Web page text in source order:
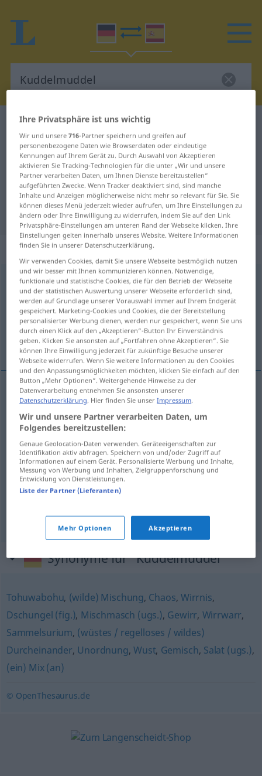
Deutsch-Spanisch Wörterbuch
Deutsch-Spanisch Übersetzung für
"Kuddelmuddel"
"Kuddelmuddel" Spanisch
Übersetzung
„Kuddelmuddel“: m, n
Kuddelmuddelm, n<Kuddelmuddels> UMG
Übersicht aller Übersetzungen
(Für mehr Details die Übersetzung anklicken/antippen)
embrollo, barullo, lío, cacao, desbarajuste
embrollom Kuddelmuddel
m Kuddelmuddel
barullom Kuddelmuddel
desbarajustem Kuddelmuddel
Kuddelmuddel UMG
Synonyme für "Kuddelmuddel"
Tohuwabohu, (wilde) Mischung, Chaos, Wirrnis,
Dschungel (fig.), Mischmasch (ugs.), Gewirr, Wirrwarr,
Sammelsurium, (wüstes / regelloses / wildes)
Durcheinander, Unordnung, Wust, Gemisch, Salat (ugs.),
(ein) Mix (an)
© OpenThesaurus.de
Ihre Privatsphäre ist uns wichtig
Wir und unsere716-Partner speichern und greifen auf
personenbezogene Daten wie Browserdaten oder eindeutige
Kennungen auf Ihrem Gerät zu. Durch Auswahl von Akzeptieren
aktivieren Sie Tracking-Technologien für die unter „Wir und unsere
Partner verarbeiten Daten, um Ihnen Dienste bereitzustellen“
aufgeführten Zwecke. Wenn Tracker deaktiviert sind, sind manche
Inhalte und Anzeigen möglicherweise nicht mehr so relevant für Sie. Sie
können dieses Menü jederzeit wieder aufrufen, um Ihre Einstellungen zu
ändern oder Ihre Einwilligung zu widerrufen, indem Sie auf den Link
Privatsphäre-Einstellungen am unteren Rand der Webseite klicken. Ihre
Einstellungen gelten innerhalb unseres Website. Weitere Informationen
finden Sie in unserer Datenschutzerklärung.
Wir verwenden Cookies, damit Sie unsere Webseite bestmöglich nutzen
und wir besser mit Ihnen kommunizieren können. Notwendige,
funktionale und statistische Cookies, die für den Betrieb der Webseite
und der statistischen Auswertung unserer Webseite erforderlich sind,
werden auf Grundlage unserer Vorauswahl immer auf Ihrem Endgerät
gespeichert. Marketing-Cookies und Cookies, die der Bereitstellung
personalisierter Werbung dienen, werden nur gespeichert, wenn Sie uns
durch einen Klick auf den „Akzeptieren“-Button Ihr Einverständnis
geben. Klicken Sie ansonsten auf „Fortfahren ohne Akzeptieren“. Sie
können Ihre Einwilligung jederzeit für zukünftige Besuche unserer
Webseite widerrufen. Wenn Sie weitere Informationen zu den Cookies
und den Anpassungsmöglichkeiten möchten, klicken Sie einfach auf den
Button „Mehr Optionen“. Weitergehende Hinweise zu der
Datenverarbeitung entnehmen Sie ansonsten unserer
Datenschutzerklärung. Hier finden Sie unserImpressum.
Wir und unsere Partner verarbeiten Daten, um
Folgendes bereitzustellen:
Genaue Geolocation-Daten verwenden. Geräteeigenschaften zur
Identifikation aktiv abfragen. Speichern von und/oder Zugriff auf
Informationen auf einem Gerät. Personalisierte Werbung und Inhalte,
Messung von Werbung und Inhalten, Zielgruppenforschung und
Entwicklung von Dienstleistungen.
Liste der Partner (Lieferanten)
Mehr Optionen Akzeptieren